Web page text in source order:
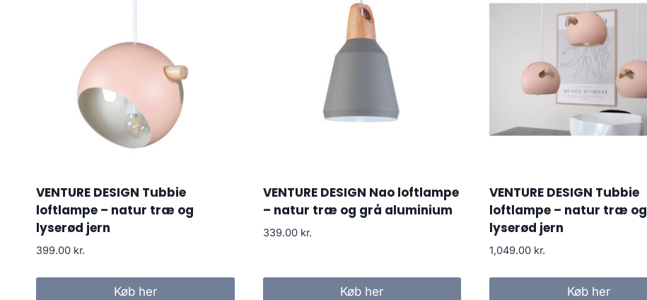
VENTURE DESIGN Tubbie
loftlampe – natur træ og
lyserød jern
399.00 kr.
Køb her
VENTURE DESIGN Nao loftlampe
– natur træ og grå aluminium
339.00 kr.
Køb her
VENTURE DESIGN Tubbie
loftlampe – natur træ og
lyserød jern
1,049.00 kr.
Køb her